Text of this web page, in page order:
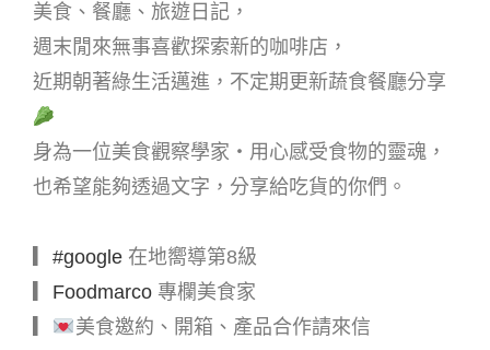
美食、餐廳、旅遊日記，
週末閒來無事喜歡探索新的咖啡店，
近期朝著綠生活邁進，不定期更新蔬食餐廳分享
身為一位美食觀察學家・用心感受食物的靈魂，
也希望能夠透過文字，分享給吃貨的你們。
#google 在地嚮導第8級
Foodmarco 專欄美食家
美食邀約、開箱、產品合作請來信